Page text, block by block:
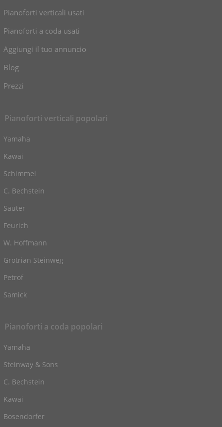
Pianoforti verticali usati
Pianoforti a coda usati
Aggiungi il tuo annuncio
Blog
Prezzi
Pianoforti verticali popolari
Yamaha
Kawai
Schimmel
C. Bechstein
Sauter
Feurich
W. Hoffmann
Grotrian Steinweg
Petrof
Samick
Pianoforti a coda popolari
Yamaha
Steinway & Sons
C. Bechstein
Kawai
Bosendorfer